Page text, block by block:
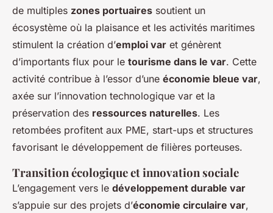
de multiples zones portuaires soutient un
écosystème où la plaisance et les activités maritimes
stimulent la création d’emploi var et génèrent
d’importants flux pour le tourisme dans le var. Cette
activité contribue à l’essor d’une économie bleue var,
axée sur l’innovation technologique var et la
préservation des ressources naturelles. Les
retombées profitent aux PME, start-ups et structures
favorisant le développement de filières porteuses.
Transition écologique et innovation sociale
L’engagement vers le développement durable var
s’appuie sur des projets d’économie circulaire var,